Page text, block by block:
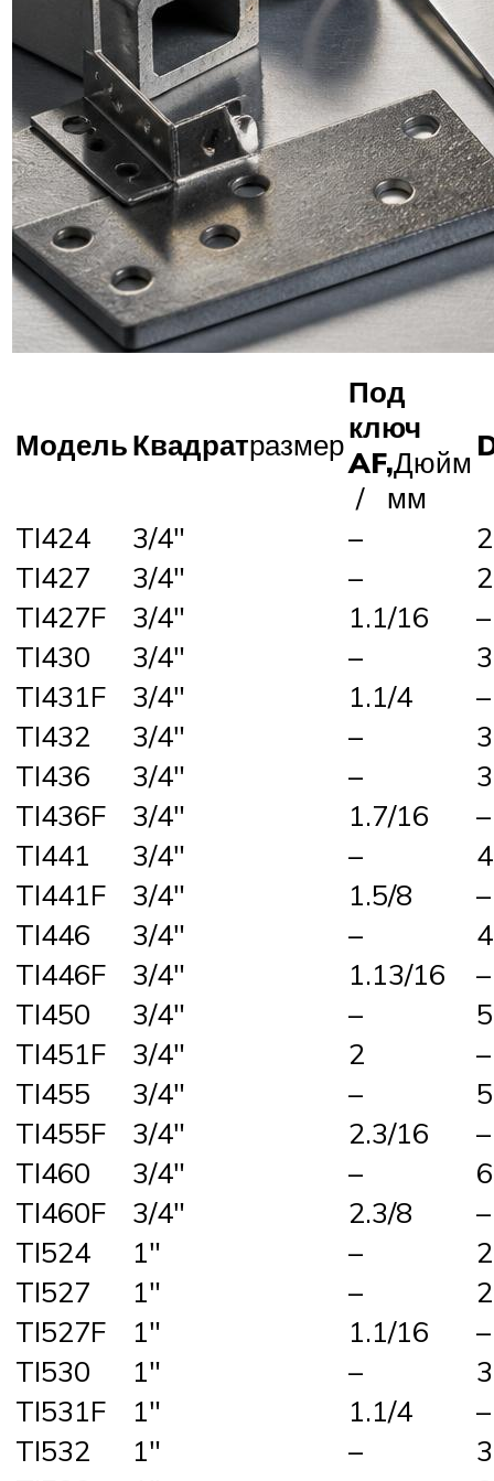
МодельКвадратразмер
Под
ключ
AF,Дюйм
/ мм
TI424 3/4″ –
TI427
3/4″ –
TI427F
3/4″ 1.1/16
–
TI430
3/4″ –
TI431F
3/4″ 1.1/4
–
TI432
3/4″ –
TI436
3/4″ –
TI436F
3/4″ 1.7/16
–
TI441
3/4″ –
TI441F
3/4″ 1.5/8
–
TI446
3/4″ –
TI446F
3/4″ 1.13/16
–
TI450
3/4″ –
TI451F
3/4″ 2
–
TI455
3/4″ –
TI455F
3/4″ 2.3/16
–
TI460
3/4″ –
TI460F
3/4″ 2.3/8
–
TI524
1″ –
TI527
1″ –
TI527F
1″ 1.1/16
–
TI530
1″ –
TI531F
1″ 1.1/4
–
TI532
1″ –